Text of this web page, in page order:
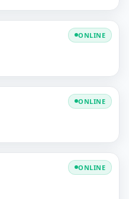
ONLINE
ONLINE
ONLINE